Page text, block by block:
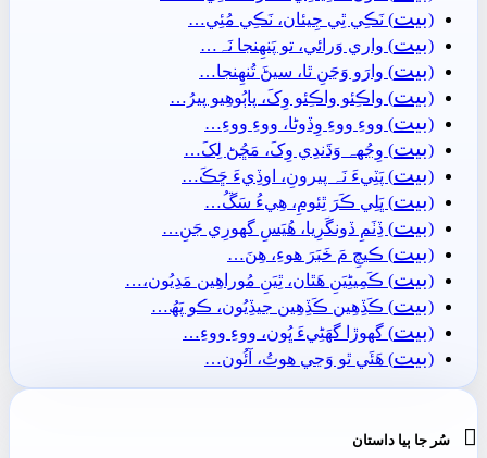
(بيت) نَڪِي ٿِي جِيئان، نَڪِي مُئِي…
(بيت) واري وَرائي، تو پَنھِنجا نَہ…
(بيت) وارَو وَڃَنِ ٿا، سيڻَ تُنھِنجا…
(بيت) واڪِئو واڪِئو وِکَ، پاٻُوھِيو پيرُ…
(بيت) ووءِ ووءِ وِڏوڻا، ووءِ ووءِ…
(بيت) وِجُهہ وَڌَندِي وِکَ، مَڇُڻ لِکَ…
(بيت) پَٽِيءَ نَہ پيرونِ، اوڏِيءَ ڇَڪَ…
(بيت) ڀَلِي ڪَرَ ٿِئومِ، ھِيءُ سَڱُ…
(بيت) ڏِٺَمِ ڏونگَرِيا، ھُيَسِ گهورِي جَنِ…
(بيت) ڪيچِ مَ خَبَرَ ھوءِ، ھِنَ…
(بيت) ڪَمِيڻِيَنِ ھَٿان، ٿِيَنِ مُوراھِين مَدِيُون،…
(بيت) ڪَڏِھِين ڪَڏِھِين جيڏِيُون، ڪو پَھُ…
(بيت) گهوڙا گهَڻِيءَ ڀُون، ووءِ ووءِ…
(بيت) ھَئَي ٿو وَڃي ھوتُ، آئُون…
 سُر جا ٻيا داستان